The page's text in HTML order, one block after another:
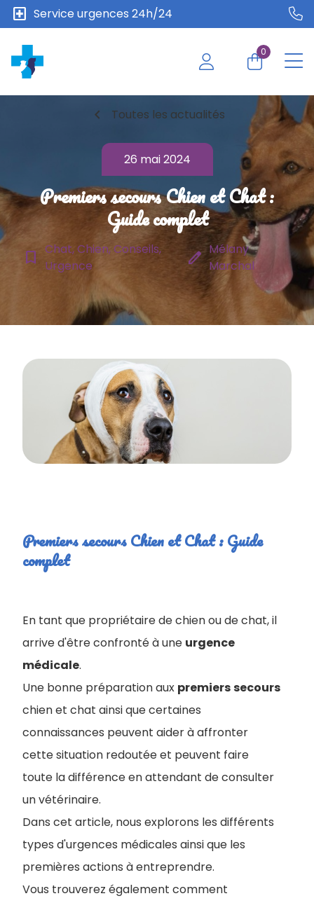
local_hospital Service urgences 24h/24
0
chevron_left Toutes les actualités
26 mai 2024
Premiers secours Chien et Chat :
Guide complet
bookmark_border Chat, Chien, Conseils,
Urgence
edit Mélany
Marchal
Premiers secours Chien et Chat : Guide
complet
En tant que propriétaire de chien ou de chat, il
arrive d'être confronté à une urgence
médicale.
Une bonne préparation aux premierssecours
chien et chat ainsi que certaines
connaissances peuvent aider à affronter
cette situation redoutée et peuvent faire
toute la différence en attendant de consulter
un vétérinaire.
Dans cet article, nous explorons les différents
types d'urgences médicales ainsi que les
premières actions à entreprendre.
Vous trouverez également comment